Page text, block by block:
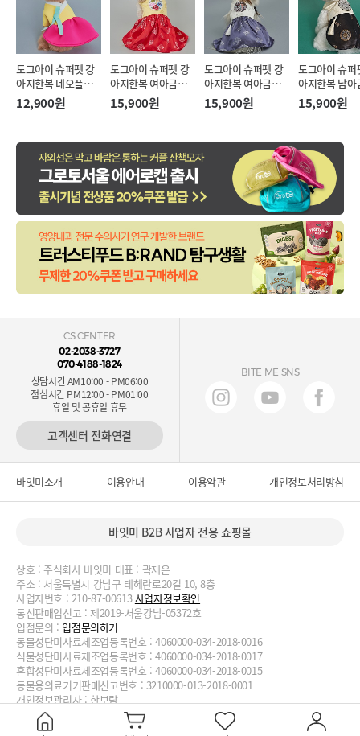
도그아이 슈퍼펫 강
아지한복 네오플렌
한복 치마 (XS-2XL)
12,900원
도그아이 슈퍼펫 강
아지한복 여아금화
단 한복 레드 (S-
3XL)
15,900원
도그아이 슈퍼펫 강
아지한복 여아금화
단 한복 퍼플그레이
(S-6XL)
15,900원
도그아이 슈퍼
아지한복 남아
단 한복 블랙
6XL)
15,900원
CS CENTER
02-2038-3727
070-4188-1824
상담시간 AM10:00 - PM06:00
점심시간 PM12:00 - PM01:00
휴일 및 공휴일 휴무
고객센터 전화연결
BITE ME SNS
바잇미소개 이용안내 이용약관 개인정보처리방침
바잇미 B2B 사업자 전용 쇼핑몰
상호 : 주식회사 바잇미 대표 : 곽재은
주소 : 서울특별시 강남구 테헤란로20길 10, 8층
사업자번호 : 210-87-00613사업자정보확인
통신판매업신고 : 제2019-서울강남-05372호
입점문의 : 입점문의하기
동물성단미사료제조업등록번호 : 4060000-034-2018-0016
식물성단미사료제조업등록번호 : 4060000-034-2018-0017
혼합성단미사료제조업등록번호 : 4060000-034-2018-0015
동물용의료기기판매신고번호 : 3210000-013-2018-0001
개인정보관리자 : 한보람
대표번호 : 02-2038-3727, 070-4188-1824 이메일 :biteme@biteme.co.kr
copyrightⓒ2020 biteme.co.kr. All Rights Reserved.